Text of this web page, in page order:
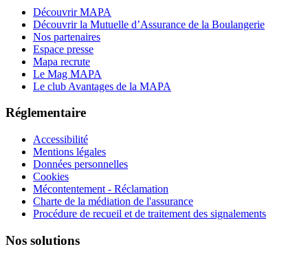
Découvrir MAPA
Découvrir la Mutuelle d’Assurance de la Boulangerie
Nos partenaires
Espace presse
Mapa recrute
Le Mag MAPA
Le club Avantages de la MAPA
Réglementaire
Accessibilité
Mentions légales
Données personnelles
Cookies
Mécontentement - Réclamation
Charte de la médiation de l'assurance
Procédure de recueil et de traitement des signalements
Nos solutions